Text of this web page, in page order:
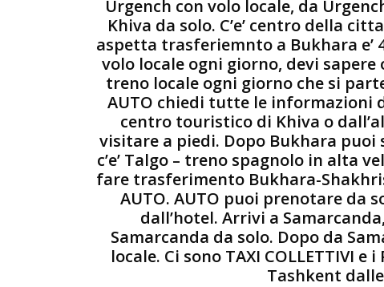
Urgench con volo locale, da
Khiva da solo. C’e’ centro della
aspetta trasferiemnto a Bukhara e’
volo locale ogni giorno, devi sapere
treno locale ogni giorno che si
AUTO chiedi tutte le informazioni
centro touristico di Khiva o
visitare a piedi. Dopo Bukhara puoi
c’e’ Talgo – treno spagnolo in alta
fare trasferimento Bukhara-
AUTO. AUTO puoi prenotare da
dall’hotel. Arrivi a
Samarcanda da solo. Dopo da
locale. Ci sono TAXI COLLETTIVI e
Tashkent dalle